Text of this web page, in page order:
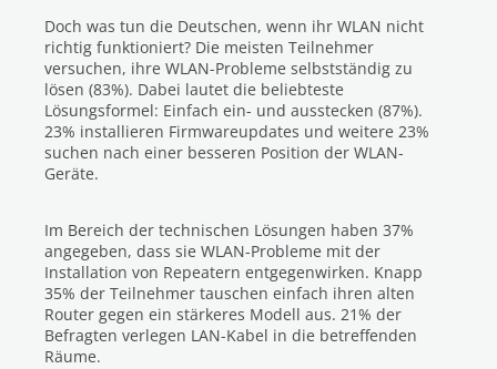
Doch was tun die Deutschen, wenn ihr WLAN nicht
richtig funktioniert? Die meisten Teilnehmer
versuchen, ihre WLAN-Probleme selbstständig zu
lösen (83%). Dabei lautet die beliebteste
Lösungsformel: Einfach ein- und ausstecken (87%).
23% installieren Firmwareupdates und weitere 23%
suchen nach einer besseren Position der WLAN-
Geräte.
Im Bereich der technischen Lösungen haben 37%
angegeben, dass sie WLAN-Probleme mit der
Installation von Repeatern entgegenwirken. Knapp
35% der Teilnehmer tauschen einfach ihren alten
Router gegen ein stärkeres Modell aus. 21% der
Befragten verlegen LAN-Kabel in die betreffenden
Räume.